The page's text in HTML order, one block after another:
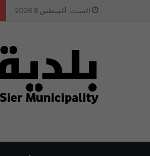
السبت, أغسطس 8 2026